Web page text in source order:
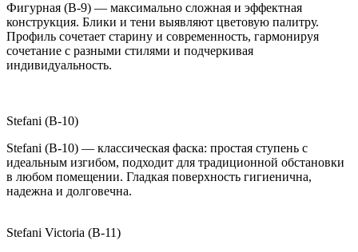
Фигурная (B-9) — максимально сложная и эффектная
конструкция. Блики и тени выявляют цветовую палитру.
Профиль сочетает старину и современность, гармонируя
сочетание с разными стилями и подчеркивая
индивидуальность.
Stefani (B-10)
Stefani (B-10) — классическая фаска: простая ступень с
идеальным изгибом, подходит для традиционной обстановки
в любом помещении. Гладкая поверхность гигиенична,
надежна и долговечна.
Stefani Victoria (B-11)